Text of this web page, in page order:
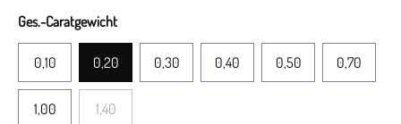
Ges.-Caratgewicht
0,10 0,20 0,30 0,40 0,50 0,70
1,00 1,40